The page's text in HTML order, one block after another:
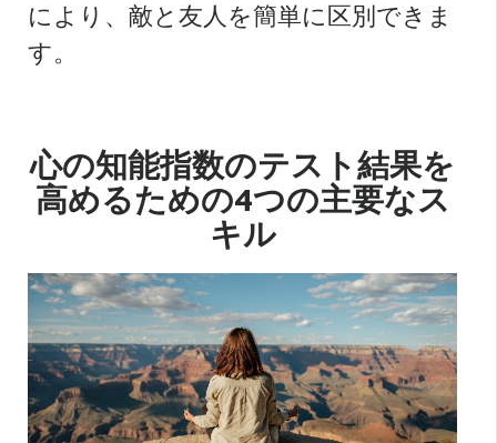
により、敵と友人を簡単に区別できま
す。
心の知能指数のテスト結果を
高めるための4つの主要なス
キル